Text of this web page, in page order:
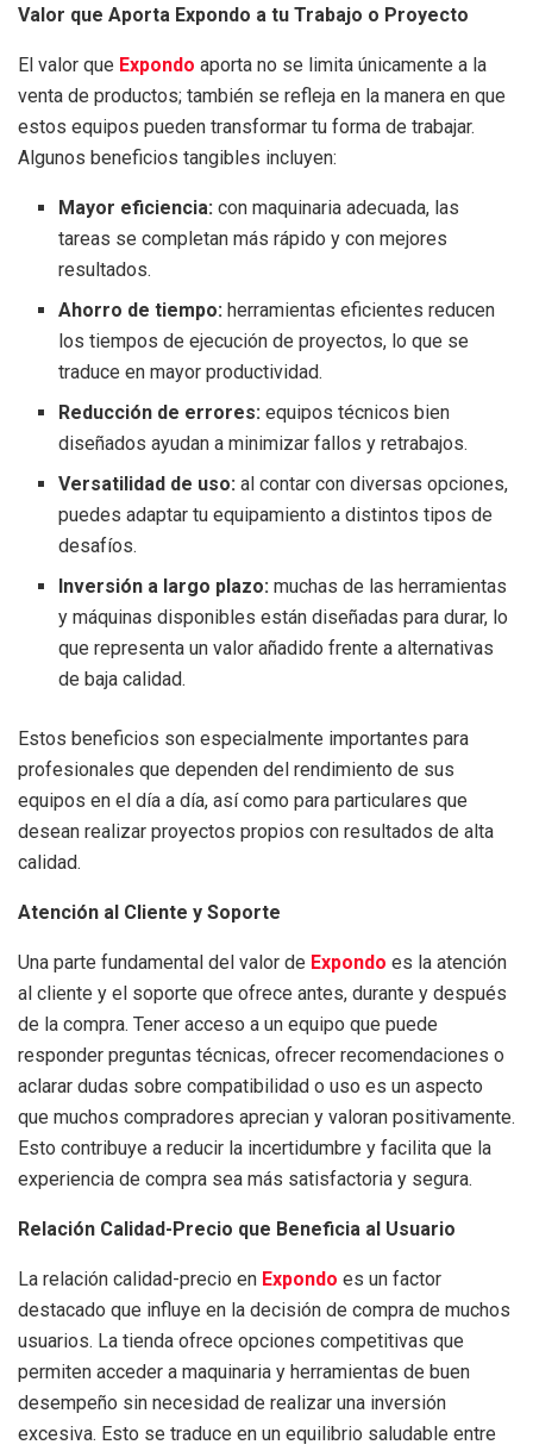
Valor que Aporta Expondo a tu Trabajo o Proyecto
El valor que Expondo aporta no se limita únicamente a la
venta de productos; también se refleja en la manera en que
estos equipos pueden transformar tu forma de trabajar.
Algunos beneficios tangibles incluyen:
Mayor eficiencia: con maquinaria adecuada, las
tareas se completan más rápido y con mejores
resultados.
Ahorro de tiempo: herramientas eficientes reducen
los tiempos de ejecución de proyectos, lo que se
traduce en mayor productividad.
Reducción de errores: equipos técnicos bien
diseñados ayudan a minimizar fallos y retrabajos.
Versatilidad de uso: al contar con diversas opciones,
puedes adaptar tu equipamiento a distintos tipos de
desafíos.
Inversión a largo plazo: muchas de las herramientas
y máquinas disponibles están diseñadas para durar, lo
que representa un valor añadido frente a alternativas
de baja calidad.
Estos beneficios son especialmente importantes para
profesionales que dependen del rendimiento de sus
equipos en el día a día, así como para particulares que
desean realizar proyectos propios con resultados de alta
calidad.
Atención al Cliente y Soporte
Una parte fundamental del valor de Expondo es la atención
al cliente y el soporte que ofrece antes, durante y después
de la compra. Tener acceso a un equipo que puede
responder preguntas técnicas, ofrecer recomendaciones o
aclarar dudas sobre compatibilidad o uso es un aspecto
que muchos compradores aprecian y valoran positivamente.
Esto contribuye a reducir la incertidumbre y facilita que la
experiencia de compra sea más satisfactoria y segura.
Relación Calidad-Precio que Beneficia al Usuario
La relación calidad-precio en Expondo es un factor
destacado que influye en la decisión de compra de muchos
usuarios. La tienda ofrece opciones competitivas que
permiten acceder a maquinaria y herramientas de buen
desempeño sin necesidad de realizar una inversión
excesiva. Esto se traduce en un equilibrio saludable entre